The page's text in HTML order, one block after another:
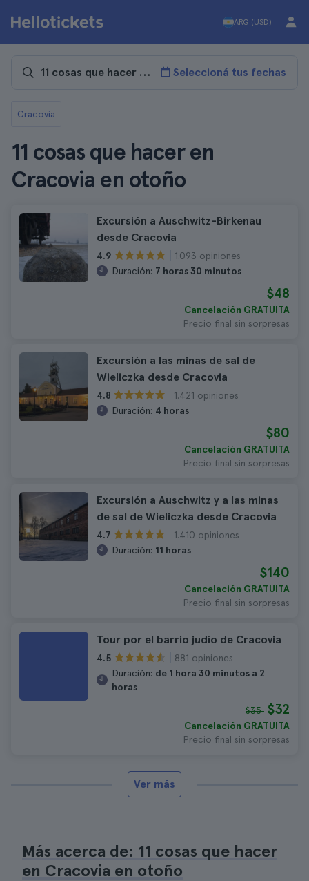
ARG (USD)
Seleccioná tus fechas
Cracovia
11 cosas que hacer en
Cracovia en otoño
Excursión a Auschwitz-Birkenau
desde Cracovia
4.9
1.093 opiniones
Duración: 7 horas 30 minutos
$48
Cancelación GRATUITA
Precio final sin sorpresas
Excursión a las minas de sal de
Wieliczka desde Cracovia
4.8
1.421 opiniones
Duración: 4 horas
$80
Cancelación GRATUITA
Precio final sin sorpresas
Excursión a Auschwitz y a las minas
de sal de Wieliczka desde Cracovia
4.7
1.410 opiniones
Duración: 11 horas
$140
Cancelación GRATUITA
Precio final sin sorpresas
Tour por el barrio judío de Cracovia
4.5
881 opiniones
Duración: de 1 hora 30 minutos a 2
horas
$35 $32
Cancelación GRATUITA
Precio final sin sorpresas
Ver más
Más acerca de: 11 cosas que hacer
en Cracovia en otoño